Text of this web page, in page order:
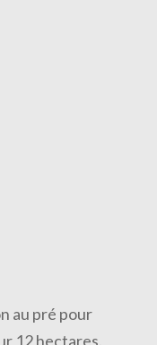
au pré pour
12 hectares.